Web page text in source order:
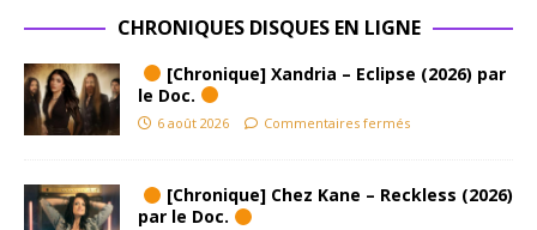
CHRONIQUES DISQUES EN LIGNE
[Chronique] Xandria – Eclipse (2026) par
le Doc.
6 août 2026 Commentaires fermés
[Chronique] Chez Kane – Reckless (2026)
par le Doc.